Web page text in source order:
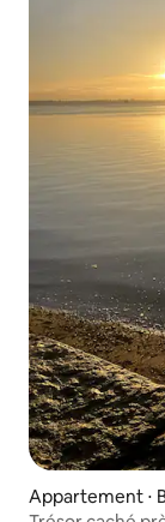
Appartement ⋅